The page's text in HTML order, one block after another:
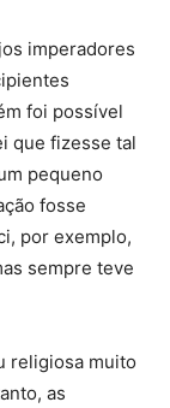
imperadores
foi possível
que fizesse tal
pequeno
fosse
por exemplo,
sempre teve
religiosa muito
as